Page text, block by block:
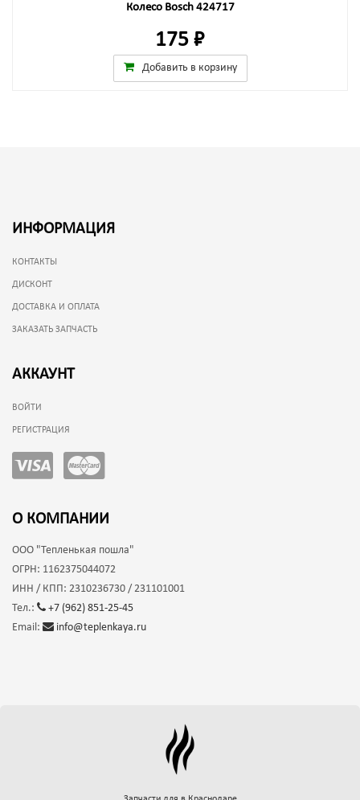
Колесо Bosch 424717
175 ₽
Добавить в корзину
ИНФОРМАЦИЯ
КОНТАКТЫ
ДИСКОНТ
ДОСТАВКА И ОПЛАТА
ЗАКАЗАТЬ ЗАПЧАСТЬ
АККАУНТ
ВОЙТИ
РЕГИСТРАЦИЯ
О КОМПАНИИ
ООО "Тепленькая пошла"
ОГРН: 1162375044072
ИНН / КПП: 2310236730 / 231101001
Тел.:
+7 (962) 851-25-45
Email:
info@teplenkaya.ru